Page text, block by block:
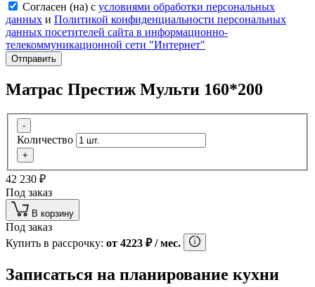
Согласен (на) с условиями обработки персональных
данных и Политикой конфиденциальности персональных
данных посетителей сайта в информационно-
телекоммуникационной сети "Интернет"
Отправить
Матрас Престиж Мульти 160*200
-
Количество
+
42 230 ₽
Под заказ
В корзину
Под заказ
Купить в рассрочку: от 4223 ₽/ мес.
Записаться на планирование кухни